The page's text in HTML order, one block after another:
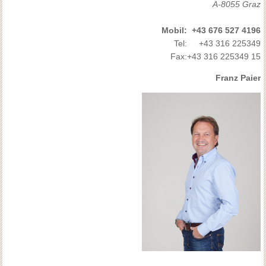
A-8055 Graz
Mobil: +43 676 527 4196
Tel:
+43 316 225349
Fax:+43 316 225349 15
Franz Paier